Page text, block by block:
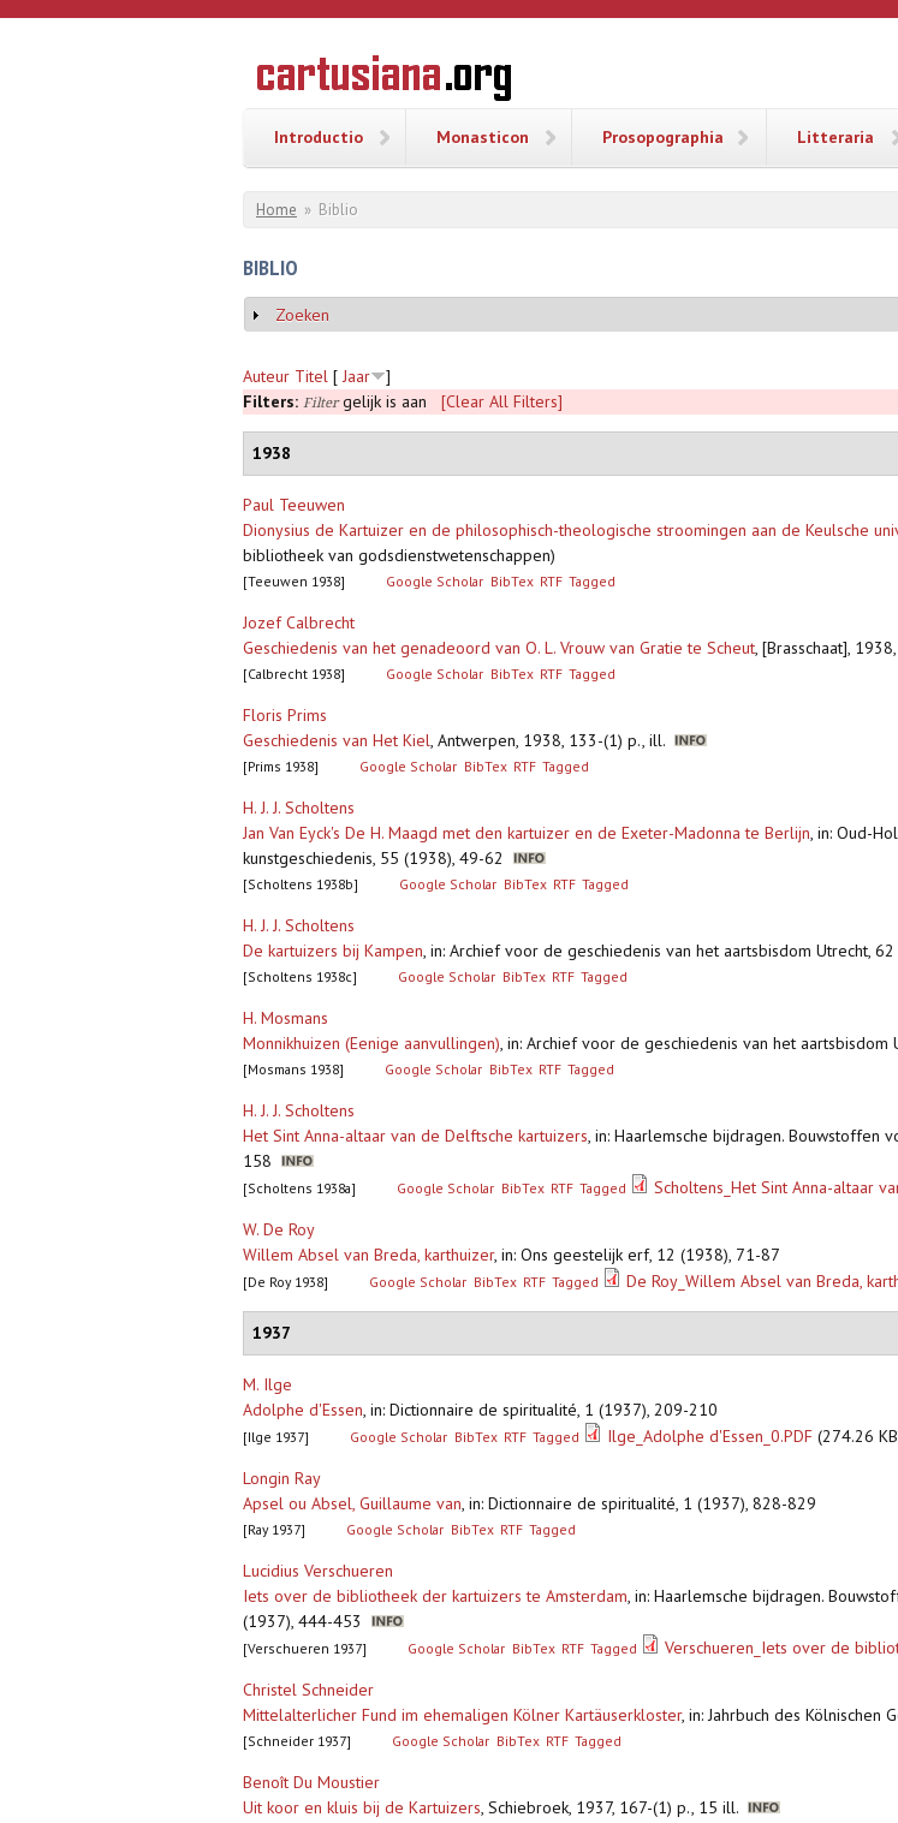
Overslaan en naar de inhoud gaan
CARTUSIANA
Geschiedenis
van de
Introductio Monasticon Prosopographia Litteraria
U bent hier
Home » Biblio
BIBLIO
Weergeven
Zoeken
Auteur Titel [ Jaar
]
Filters: Filtergelijk is aan [Clear All Filters]
1938
Paul Teeuwen
Dionysius de Kartuizer en de philosophisch-theologische stroomingen aan de Keulsche
bibliotheek van godsdienstwetenschappen)
[Teeuwen 1938] Google Scholar BibTex RTF Tagged
Jozef Calbrecht
Geschiedenis van het genadeoord van O. L. Vrouw van Gratie te Scheut, [Brasschaat],
[Calbrecht 1938] Google Scholar BibTex RTF Tagged
Floris Prims
Geschiedenis van Het Kiel, Antwerpen, 1938, 133-(1) p., ill.
[Prims 1938] Google Scholar BibTex RTF Tagged
H. J. J. Scholtens
Jan Van Eyck's De H. Maagd met den kartuizer en de Exeter-Madonna te Berlijn, in: Oud-
kunstgeschiedenis, 55 (1938), 49-62
[Scholtens 1938b] Google Scholar BibTex RTF Tagged
H. J. J. Scholtens
De kartuizers bij Kampen, in: Archief voor de geschiedenis van het aartsbisdom Utrecht,
[Scholtens 1938c] Google Scholar BibTex RTF Tagged
H. Mosmans
Monnikhuizen (Eenige aanvullingen), in: Archief voor de geschiedenis van het aartsbisdom
[Mosmans 1938] Google Scholar BibTex RTF Tagged
H. J. J. Scholtens
Het Sint Anna-altaar van de Delftsche kartuizers, in: Haarlemsche bijdragen. Bouwstoffen
158
[Scholtens 1938a] Google Scholar BibTex RTF Tagged Scholtens_Het Sint Anna-altaar
W. De Roy
Willem Absel van Breda, karthuizer, in: Ons geestelijk erf, 12 (1938), 71-87
[De Roy 1938] Google Scholar BibTex RTF Tagged De Roy_Willem Absel van Breda,
1937
M. Ilge
Adolphe d'Essen, in: Dictionnaire de spiritualité, 1 (1937), 209-210
[Ilge 1937] Google Scholar BibTex RTF Tagged Ilge_Adolphe d'Essen_0.PDF (274.26
Longin Ray
Apsel ou Absel, Guillaume van, in: Dictionnaire de spiritualité, 1 (1937), 828-829
[Ray 1937] Google Scholar BibTex RTF Tagged
Lucidius Verschueren
Iets over de bibliotheek der kartuizers te Amsterdam, in: Haarlemsche bijdragen.
(1937), 444-453
[Verschueren 1937] Google Scholar BibTex RTF Tagged Verschueren_Iets over de
Christel Schneider
Mittelalterlicher Fund im ehemaligen Kölner Kartäuserkloster, in: Jahrbuch des Kölnischen
[Schneider 1937] Google Scholar BibTex RTF Tagged
Benoît Du Moustier
Uit koor en kluis bij de Kartuizers, Schiebroek, 1937, 167-(1) p., 15 ill.